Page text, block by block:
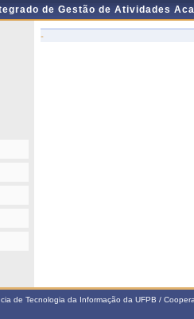
de Gestão de Atividades
-
de Tecnologia da Informação da UFPB /